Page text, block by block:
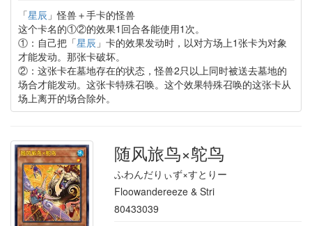
「星辰 」怪兽＋手卡的怪兽
这个卡名的①②的效果1回合各能使用1次。
①：自己把「星辰 」卡的效果发动时，以对方场上1张卡为对象
才能发动。那张卡破坏。
②：这张卡在墓地存在的状态，怪兽2只以上同时被送去墓地的
场合才能发动。这张卡特殊召唤。这个效果特殊召唤的这张卡从
场上离开的场合除外。
随风旅鸟×鸵鸟
ふわんだりぃず×すとりー
Floowandereeze & Stri
80433039